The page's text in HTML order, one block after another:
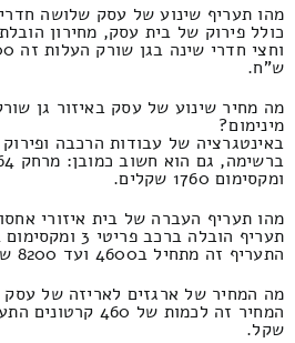
מהו תעריף שינוע של עסק שלושה
כולל פירוק של בית עסק, מחירון
ש"ח.
מה מחיר שינוע של עסק באיזור גן
מינימום?
באינטגרציה של עבודות הרכבה
ומקסימום 1760 שקלים.
מהו תעריף העברה של בית איזורי
התעריף זה מתחיל ב4600 ועד 8200 שקלים חדשים.
מה המחיר של ארגזים לאריזה של עסק
שקל.